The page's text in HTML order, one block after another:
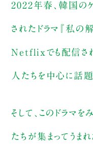
2022年春、韓国の
されたドラマ『私の
Netflixでも配信され
人たちを中心に話題
そして、このドラマ
たちが集まってうま